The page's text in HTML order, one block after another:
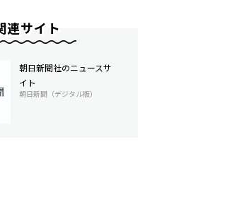
連サイト
朝日新聞社のニュースサ
イト
朝日新聞（デジタル版）